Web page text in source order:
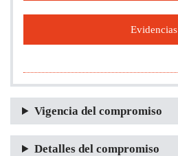
Evidencias
Vigencia del compromiso
Detalles del compromiso